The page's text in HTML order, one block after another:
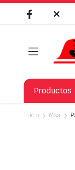
Productos
Inicio Msa